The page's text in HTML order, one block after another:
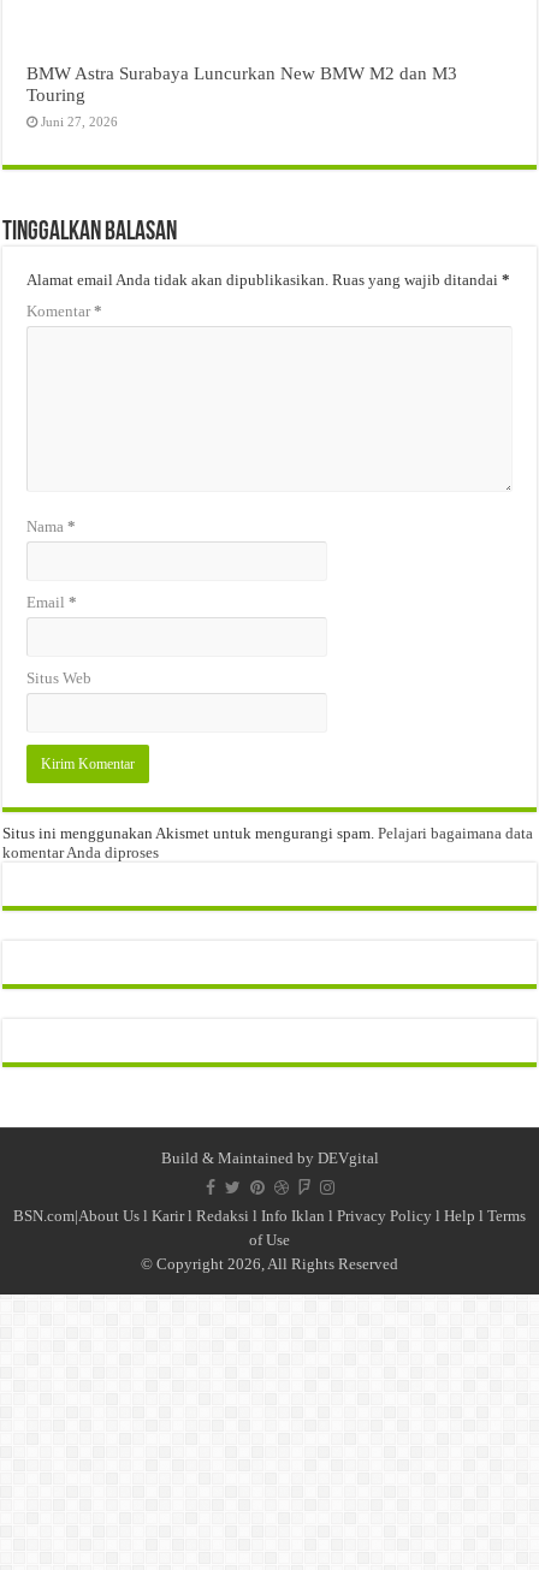
BMW Astra Surabaya Luncurkan New BMW M2 dan M3
Touring
Juni 27, 2026
Tinggalkan Balasan
Alamat email Anda tidak akan dipublikasikan. Ruas yang wajib ditandai*
Komentar*
Nama*
Email*
Situs Web
Situs ini menggunakan Akismet untuk mengurangi spam.Pelajari bagaimana data
komentar Anda diproses
Build & Maintained by DEVgital
BSN.com|About Us l Karirl Redaksi l Info Iklan l Privacy Policy l Help l Terms
of Use
© Copyright 2026, All Rights Reserved